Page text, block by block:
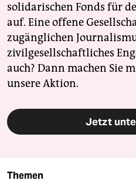
solidarischen Fonds für
auf. Eine offene
zugänglichen
zivilgesellschaftliches
auch? Dann machen Sie
unsere Aktion.
Jetzt
Themen